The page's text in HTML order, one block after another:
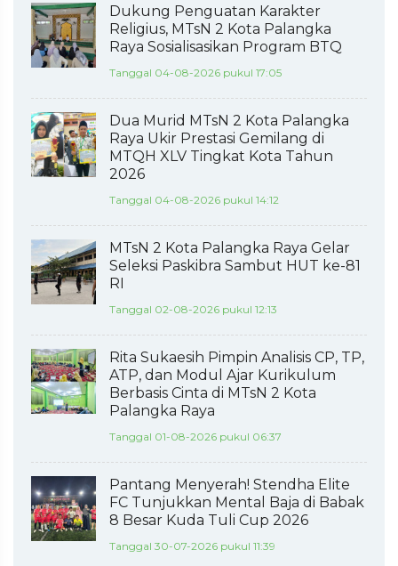
Dukung Penguatan Karakter
Religius, MTsN 2 Kota Palangka
Raya Sosialisasikan Program BTQ
Tanggal 04-08-2026 pukul 17:05
Dua Murid MTsN 2 Kota Palangka
Raya Ukir Prestasi Gemilang di
MTQH XLV Tingkat Kota Tahun
2026
Tanggal 04-08-2026 pukul 14:12
MTsN 2 Kota Palangka Raya Gelar
Seleksi Paskibra Sambut HUT ke-81
RI
Tanggal 02-08-2026 pukul 12:13
Rita Sukaesih Pimpin Analisis CP, TP,
ATP, dan Modul Ajar Kurikulum
Berbasis Cinta di MTsN 2 Kota
Palangka Raya
Tanggal 01-08-2026 pukul 06:37
Pantang Menyerah! Stendha Elite
FC Tunjukkan Mental Baja di Babak
8 Besar Kuda Tuli Cup 2026
Tanggal 30-07-2026 pukul 11:39